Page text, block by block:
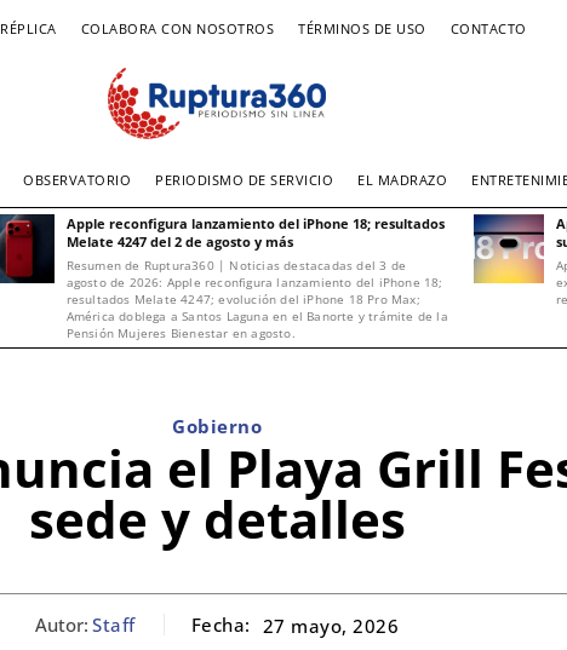
COLABORA CON NOSOTROS TÉRMINOS DE USO CONTACTO
OBSERVATORIO PERIODISMO DE SERVICIO EL MADRAZO
Apple reconfigura lanzamiento del iPhone 18; resultados
Melate 4247 del 2 de agosto y más
Resumen de Ruptura360 | Noticias destacadas del 3 de
agosto de 2026: Apple reconfigura lanzamiento del iPhone 18;
resultados Melate 4247; evolución del iPhone 18 Pro Max;
América doblega a Santos Laguna en el Banorte y trámite de la
Pensión Mujeres Bienestar en agosto.
Gobierno
el Playa Grill
sede y detalles
Autor: Staff Fecha: 27 mayo, 2026